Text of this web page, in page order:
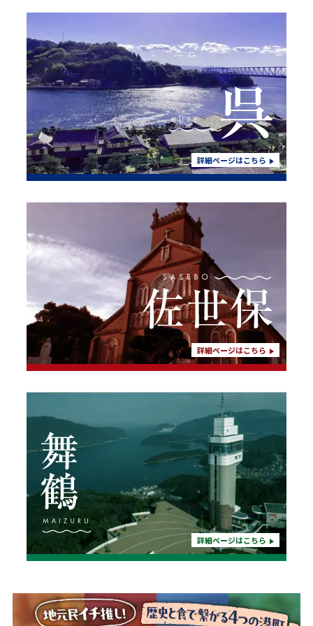
詳細ページはこちら
詳細ページはこちら
詳細ページはこちら